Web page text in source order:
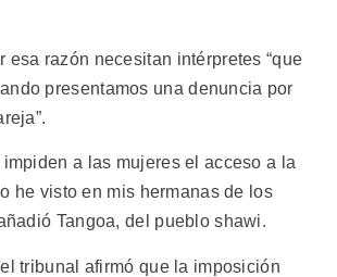
esa razón necesitan intérpretes “que
presentamos una denuncia por
impiden a las mujeres el acceso a la
he visto en mis hermanas de los
Tangoa, del pueblo shawi.
tribunal afirmó que la imposición